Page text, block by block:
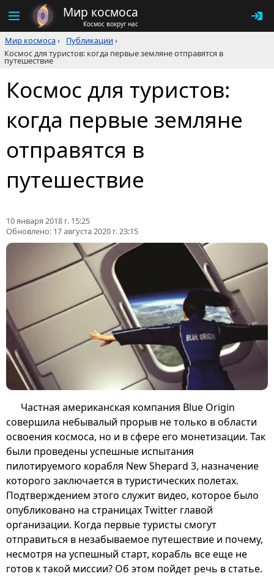
Мир космоса
Космос вокруг нас
Мир космоса› Публикации›
Космос для туристов: когда первые земляне отправятся в
путешествие
Космос для туристов:
когда первые земляне
отправятся в
путешествие
10 января 2018 г. 15:25
Обновлено: 17 августа 2020 г. 23:15
Частная американская компания Blue Origin
совершила небывалый прорыв не только в области
освоения космоса, но и в сфере его монетизации. Так
были проведены успешные испытания
пилотируемого корабля New Shepard 3, назначение
которого заключается в туристических полетах.
Подтверждением этого служит видео, которое было
опубликовано на страницах Twitter главой
организации. Когда первые туристы смогут
отправиться в незабываемое путешествие и почему,
несмотря на успешный старт, корабль все еще не
готов к такой миссии? Об этом пойдет речь в статье.